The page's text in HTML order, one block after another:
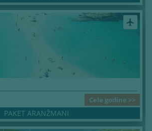
airplanemode_active
Cele godine >>
PAKET ARANŽMANI